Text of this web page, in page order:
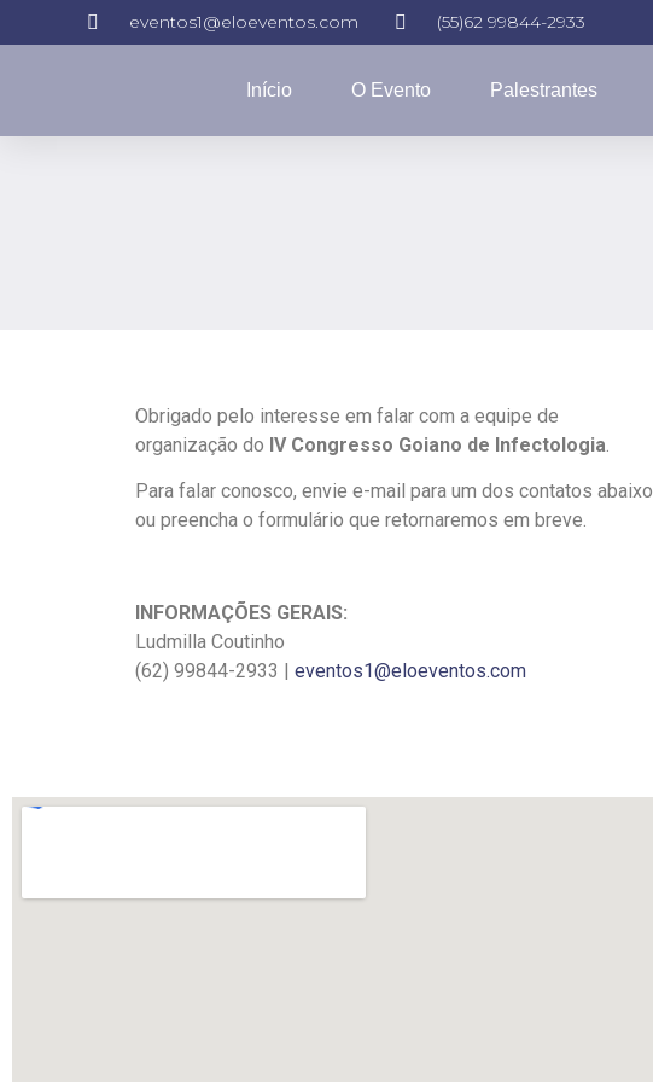
eventos1@eloeventos.com (55)62 99844-2933
Início O Evento Palestrantes
Obrigado pelo interesse em falar com a equipe de
organização do IV Congresso Goiano de Infectologia.
Para falar conosco, envie e-mail para um dos contatos abaixo
ou preencha o formulário que retornaremos em breve.
INFORMAÇÕES GERAIS:
Ludmilla Coutinho
(62) 99844-2933 | eventos1@eloeventos.com